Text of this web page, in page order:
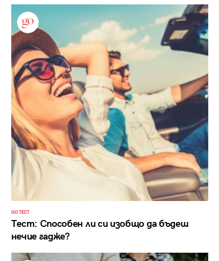
GO ТЕСТ
Тест: Способен ли си изобщо да бъдеш
нечие гадже?